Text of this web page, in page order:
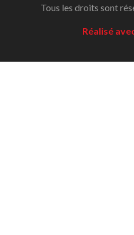
Tous les droits sont
Réalisé